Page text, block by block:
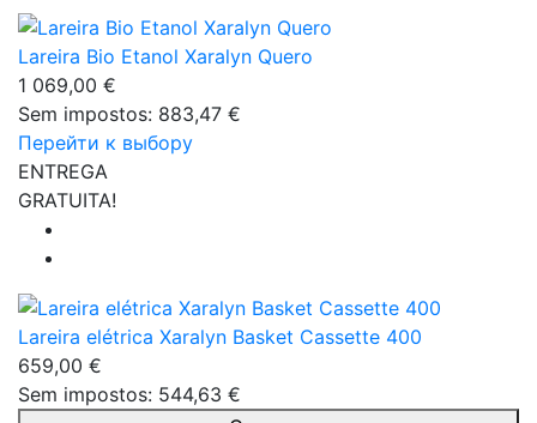
Lareira Bio Etanol Xaralyn Quero
1 069,00 €
Sem impostos: 883,47 €
Перейти к выбору
ENTREGA
GRATUITA!
Lareira elétrica Xaralyn Basket Cassette 400
659,00 €
Sem impostos: 544,63 €